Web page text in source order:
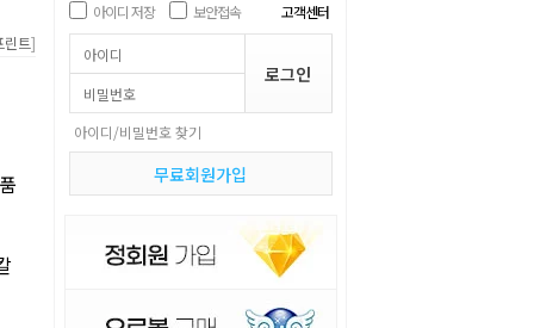
린트]
아이디 저장 보안접속 고객센터
아이디/비밀번호 찾기
무료회원가입